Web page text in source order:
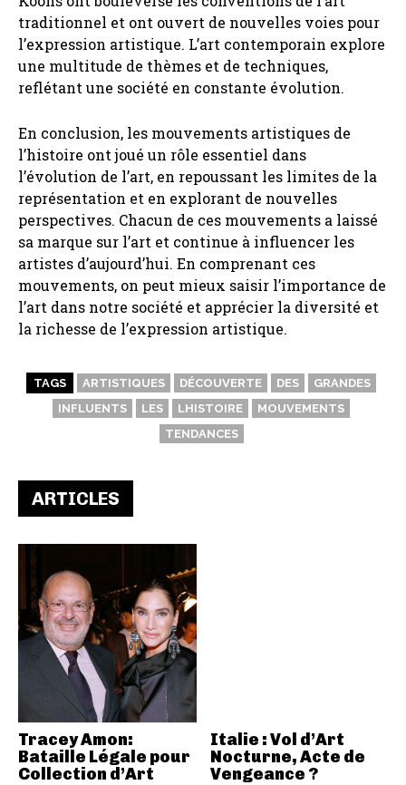
traditionnel et ont ouvert de nouvelles voies pour
l’expression artistique. L’art contemporain explore
une multitude de thèmes et de techniques,
reflétant une société en constante évolution.
En conclusion, les mouvements artistiques de
l’histoire ont joué un rôle essentiel dans
l’évolution de l’art, en repoussant les limites de la
représentation et en explorant de nouvelles
perspectives. Chacun de ces mouvements a laissé
sa marque sur l’art et continue à influencer les
artistes d’aujourd’hui. En comprenant ces
mouvements, on peut mieux saisir l’importance de
l’art dans notre société et apprécier la diversité et
la richesse de l’expression artistique.
TAGS ARTISTIQUES DÉCOUVERTE DES
GRANDES
INFLUENTS
LES LHISTOIRE
MOUVEMENTS
TENDANCES
ARTICLES
Tracey Amon:
Bataille Légale pour
Collection d’Art
Italie : Vol d’Art
Nocturne, Acte de
Vengeance ?